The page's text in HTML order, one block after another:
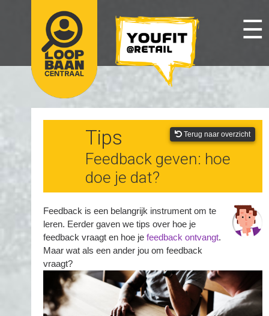
☰
Tips
Feedback geven: hoe
doe je dat?
Terug naar overzicht
Feedback is een belangrijk instrument om te
leren. Eerder gaven we tips over hoe je
feedback vraagt en hoe je feedback ontvangt.
Maar wat als een ander jou om feedback
vraagt?